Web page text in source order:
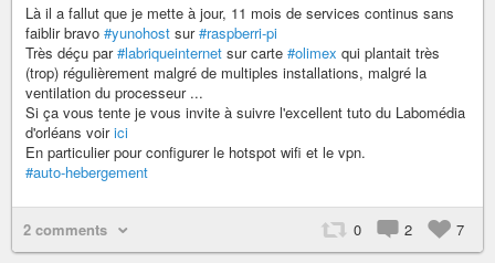
Là il a fallut que je mette à jour, 11 mois de services continus sans
faiblir bravo #yunohost sur#raspberri-pi
Très déçu par#labriqueinternet sur carte #olimex qui plantait très
(trop) régulièrement malgré de multiples installations, malgré la
ventilation du processeur ...
Si ça vous tente je vous invite à suivre l'excellent tuto du Labomédia
d'orléans voirici
En particulier pour configurer le hotspot wifi et le vpn.
#auto-hebergement
2 comments 0 2 7